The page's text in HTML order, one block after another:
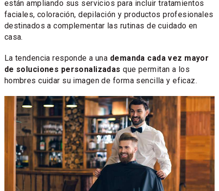
están ampliando sus servicios para incluir tratamientos
faciales, coloración, depilación y productos profesionales
destinados a complementar las rutinas de cuidado en
casa.
La tendencia responde a una demanda cada vez mayor
de soluciones personalizadasque permitan a los
hombres cuidar su imagen de forma sencilla y eficaz.